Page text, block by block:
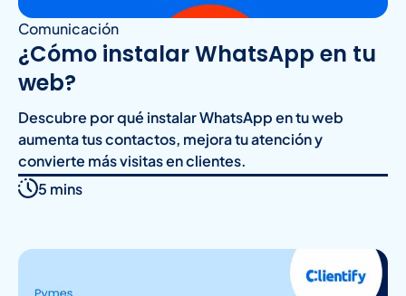
Comunicación
¿Cómo instalar WhatsApp en tu
web?
Descubre por qué instalar WhatsApp en tu web
aumenta tus contactos, mejora tu atención y
convierte más visitas en clientes.
5 mins